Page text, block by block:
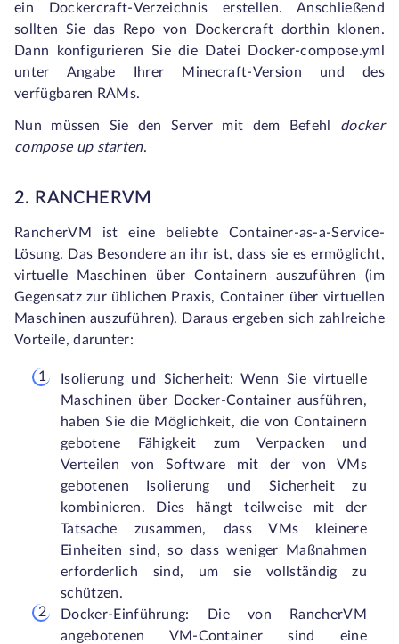
ein Dockercraft-Verzeichnis erstellen. Anschließend
sollten Sie das Repo von Dockercraft dorthin klonen.
Dann konfigurieren Sie die Datei Docker-compose.yml
unter Angabe Ihrer Minecraft-Version und des
verfügbaren RAMs.
Nun müssen Sie den Server mit dem Befehl
docker
compose up starten.
2. RANCHERVM
RancherVM ist eine beliebte Container-as-a-Service-
Lösung. Das Besondere an ihr ist, dass sie es ermöglicht,
virtuelle Maschinen über Containern auszuführen (im
Gegensatz zur üblichen Praxis, Container über virtuellen
Maschinen auszuführen). Daraus ergeben sich zahlreiche
Vorteile, darunter:
Isolierung und Sicherheit: Wenn Sie virtuelle
Maschinen über Docker-Container ausführen,
haben Sie die Möglichkeit, die von Containern
gebotene Fähigkeit zum Verpacken und
Verteilen von Software mit der von VMs
gebotenen Isolierung und Sicherheit zu
kombinieren. Dies hängt teilweise mit der
Tatsache zusammen, dass VMs kleinere
Einheiten sind, so dass weniger Maßnahmen
erforderlich sind, um sie vollständig zu
schützen.
Docker-Einführung: Die von RancherVM
angebotenen VM-Container sind eine